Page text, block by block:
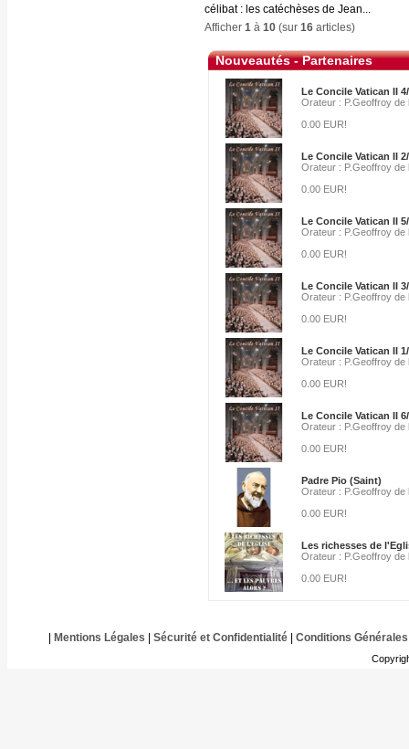
célibat : les catéchèses de Jean...
Afficher 1 à 10 (sur 16 articles)
Nouveautés - Partenaires
Le Concile Vatican II
Orateur : P.Geoffroy de
0.00 EUR!
Le Concile Vatican II
Orateur : P.Geoffroy de
0.00 EUR!
Le Concile Vatican II
Orateur : P.Geoffroy de
0.00 EUR!
Le Concile Vatican II
Orateur : P.Geoffroy de
0.00 EUR!
Le Concile Vatican II
Orateur : P.Geoffroy de
0.00 EUR!
Le Concile Vatican II
Orateur : P.Geoffroy de
0.00 EUR!
Padre Pio (Saint)
Orateur : P.Geoffroy de
0.00 EUR!
Les richesses de
Orateur : P.Geoffroy de
0.00 EUR!
Mentions Légales Sécurité et Confidentialité| Conditions Générales